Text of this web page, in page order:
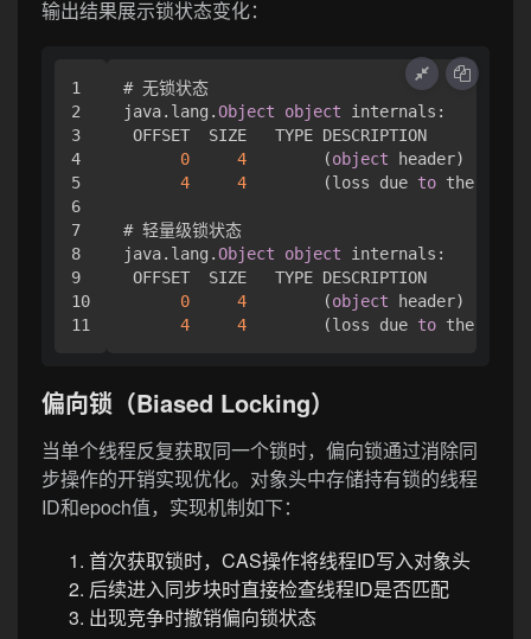
输出结果展示锁状态变化：
1
2
3
4
5
6
7
8
9
10
# 无锁状态
java.lang.Object object internals:
OFFSET  SIZE   TYPE DESCRIPTION
0
4
        (
object header)
4
4
        (loss due
to the
# 轻量级锁状态
java.lang.Object object internals:
OFFSET  SIZE   TYPE DESCRIPTION
0
4
        (
object header)  f0
4
4
        (loss due
to the
偏向锁（Biased Locking）
当单个线程反复获取同一个锁时，偏向锁通过消除同
步操作的开销实现优化。对象头中存储持有锁的线程
ID和epoch值，实现机制如下：
首次获取锁时，CAS操作将线程ID写入对象头
后续进入同步块时直接检查线程ID是否匹配
出现竞争时撤销偏向锁状态